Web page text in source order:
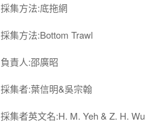
採集方法:底拖網
採集方法:Bottom Trawl
負責人:邵廣昭
採集者:葉信明&吳宗翰
採集者英文名:H. M. Yeh & Z. H. Wu